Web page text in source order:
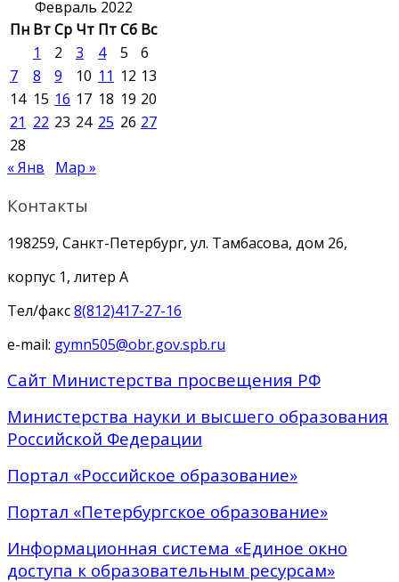
Февраль 2022
Пн ВтСр Чт ПтСб Вс
1
2 3 4 5
6
7
8 9 10 11 12 13
14 15 16 17 18 19 20
21 22 23 24 25 26 27
28
« Янв
Мар »
Контакты
198259, Санкт-Петербург, ул. Тамбасова, дом 26,
корпус 1, литер А
Тел/факс8(812)417-27-16
e-mail: gymn505@obr.gov.spb.ru
Сайт Министерства просвещения РФ
Министерства науки и высшего образования
Российской Федерации
Портал «Российское образование»
Портал «Петербургское образование»
Информационная система «Единое окно
доступа к образовательным ресурсам»